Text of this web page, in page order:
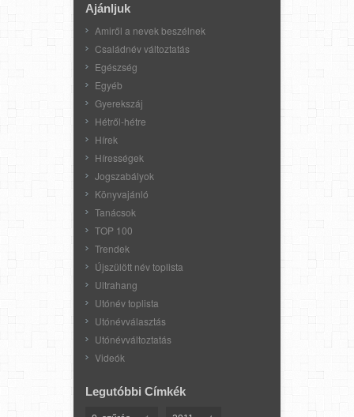
Ajánljuk
Amiről a nevek beszélnek
Családnév változtatás
Egészség
Egyéb
Gyerekszáj
Hétről-hétre
Hírek
Hírességek
Jogszabályok
Könyvajánló
Tanácsok
TOP 100
Trendek
Újszülött név toplista
Ultrahang
Utónév toplista
Utónévválasztás
Utónévváltoztatás
Videók
Legutóbbi Címkék